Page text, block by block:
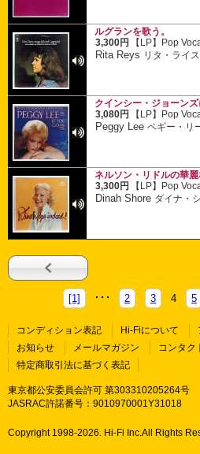
ルグランを歌う。
3,300円
【LP】 Pop
Rita Reys リタ・ライス
クインシー・ジョーン
3,080円
【LP】 Pop
Peggy Leeペギー・リ
ネルソン・リドルの華麗
3,300円
【LP】 Pop
Dinah Shore ダイナ・
[1] 2 3 4 5
コンディション表記 Hi-Fiについて
お知らせ
メールマガジン コンタク
特定商取引法に基づく表記
東京都公安委員会許可 第303310205264号
JASRAC許諾番号：9010970001Y31018
Copyright 1998-2026. Hi-Fi Inc.All Rights